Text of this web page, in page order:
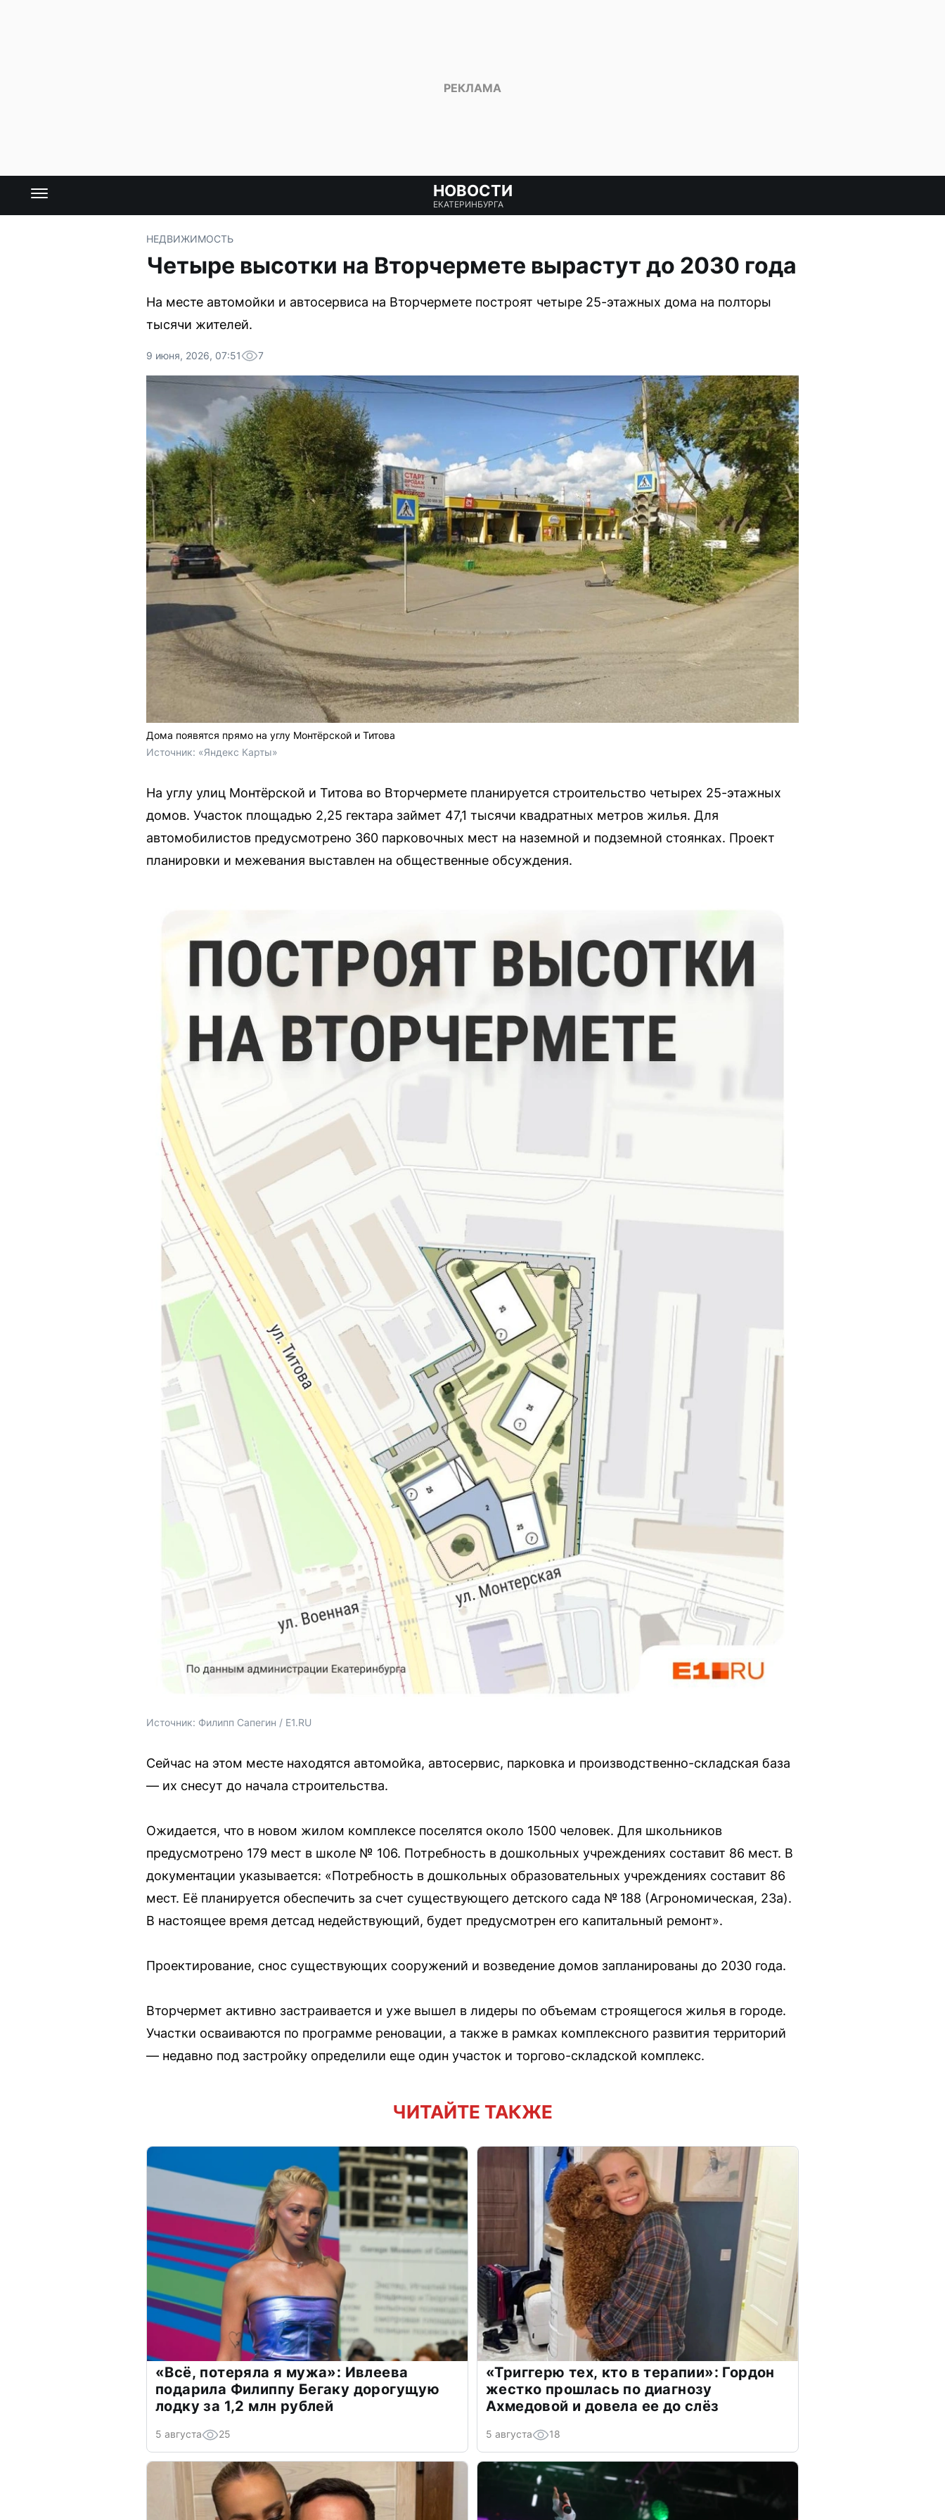
НОВОСТИ
ЕКАТЕРИНБУРГА
НЕДВИЖИМОСТЬ
Четыре высотки на Вторчермете вырастут до 2030 года
На месте автомойки и автосервиса на Вторчермете построят четыре 25-этажных дома на полторы
тысячи жителей.
9 июня, 2026, 07:51 7
Дома появятся прямо на углу Монтёрской и Титова
Источник: «Яндекс Карты»
На углу улиц Монтёрской и Титова во Вторчермете планируется строительство четырех 25-этажных
домов. Участок площадью 2,25 гектара займет 47,1 тысячи квадратных метров жилья. Для
автомобилистов предусмотрено 360 парковочных мест на наземной и подземной стоянках. Проект
планировки и межевания выставлен на общественные обсуждения.
Источник: Филипп Сапегин / E1.RU
Сейчас на этом месте находятся автомойка, автосервис, парковка и производственно-складская база
— их снесут до начала строительства.
Ожидается, что в новом жилом комплексе поселятся около 1500 человек. Для школьников
предусмотрено 179 мест в школе № 106. Потребность в дошкольных учреждениях составит 86 мест. В
документации указывается: «Потребность в дошкольных образовательных учреждениях составит 86
мест. Её планируется обеспечить за счет существующего детского сада № 188 (Агрономическая, 23а).
В настоящее время детсад недействующий, будет предусмотрен его капитальный ремонт».
Проектирование, снос существующих сооружений и возведение домов запланированы до 2030 года.
Вторчермет активно застраивается и уже вышел в лидеры по объемам строящегося жилья в городе.
Участки осваиваются по программе реновации, а также в рамках комплексного развития территорий
— недавно под застройку определили еще один участок и торгово-складской комплекс.
ЧИТАЙТЕ ТАКЖЕ
«Всё, потеряла я мужа»: Ивлеева
подарила Филиппу Бегаку дорогущую
лодку за 1,2 млн рублей
5 августа 25
«Триггерю тех, кто в терапии»: Гордон
жестко прошлась по диагнозу
Ахмедовой и довела ее до слёз
5 августа 18